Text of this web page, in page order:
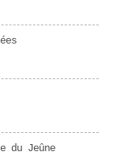
du Jeûne